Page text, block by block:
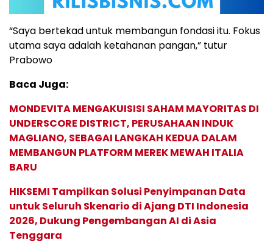
“Saya bertekad untuk membangun fondasi itu. Fokus
utama saya adalah ketahanan pangan,” tutur
Prabowo
Baca Juga:
MONDEVITA MENGAKUISISI SAHAM MAYORITAS DI
UNDERSCORE DISTRICT, PERUSAHAAN INDUK
MAGLIANO, SEBAGAI LANGKAH KEDUA DALAM
MEMBANGUN PLATFORM MEREK MEWAH ITALIA
BARU
HIKSEMI Tampilkan Solusi Penyimpanan Data
untuk Seluruh Skenario di Ajang DTI Indonesia
2026, Dukung Pengembangan AI di Asia
Tenggara